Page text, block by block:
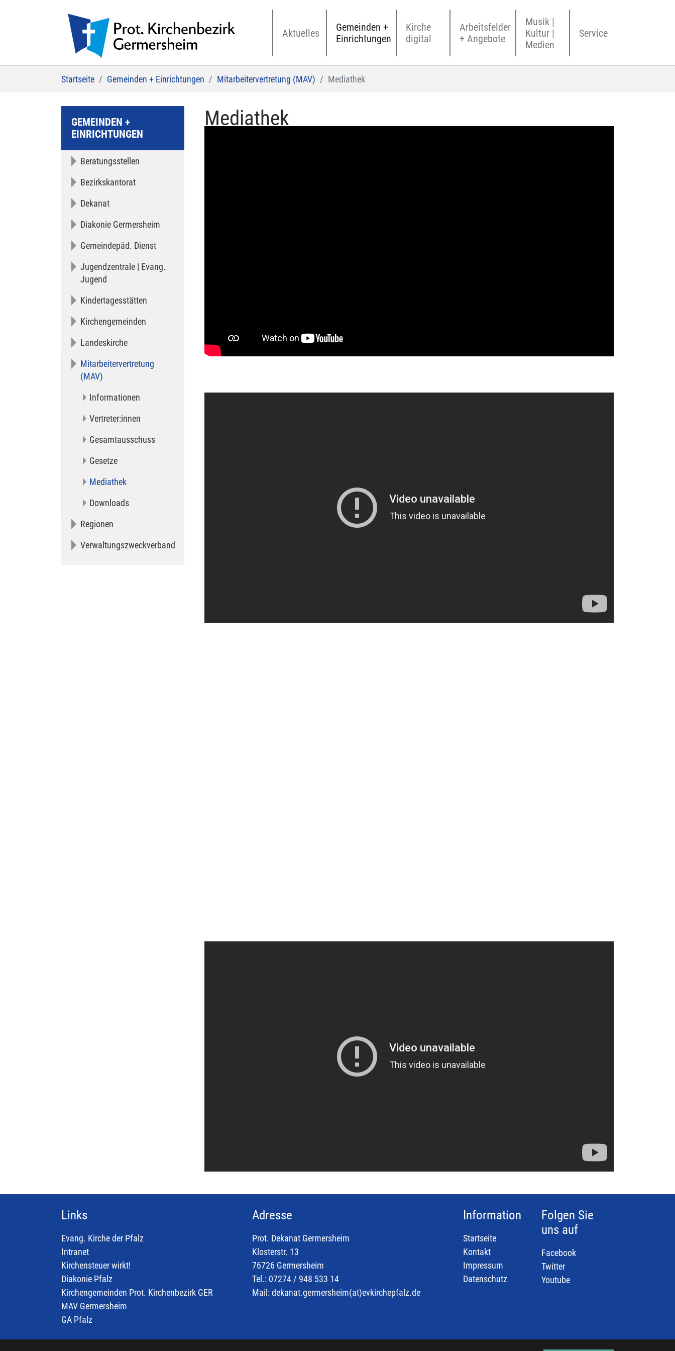
Aktuelles
Gemeinden +
Einrichtungen
Kirche
digital
Arbeitsfelder
+ Angebote
Musik |
Kultur |
Medien
Service
Startseite Gemeinden + Einrichtungen Mitarbeitervertretung (MAV) Mediathek
GEMEINDEN +
EINRICHTUNGEN
Beratungsstellen
Bezirkskantorat
Dekanat
Diakonie Germersheim
Gemeindepäd. Dienst
Jugendzentrale | Evang.
Jugend
Kindertagesstätten
Kirchengemeinden
Landeskirche
Mitarbeitervertretung
(MAV)
Informationen
Vertreter:innen
Gesamtausschuss
Gesetze
Mediathek(current)
Downloads
Regionen
Verwaltungszweckverband
Mediathek
Links
Evang. Kirche der Pfalz
Intranet
Kirchensteuer wirkt!
Diakonie Pfalz
Kirchengemeinden Prot. Kirchenbezirk GER
MAV Germersheim
GA Pfalz
Adresse
Prot. Dekanat Germersheim
Klosterstr. 13
76726 Germersheim
Tel.: 07274 / 948 533 14
Mail:dekanat.germersheim(at)evkirchepfalz.de
Information
Startseite
Kontakt
Impressum
Datenschutz
Folgen Sie
uns auf
Facebook
Twitter
Youtube